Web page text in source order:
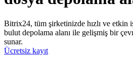
Bitrix24, tüm şirketinizde hızlı ve
bulut depolama alanı ile gelişmiş bir
sunar.
Ücretsiz kayıt